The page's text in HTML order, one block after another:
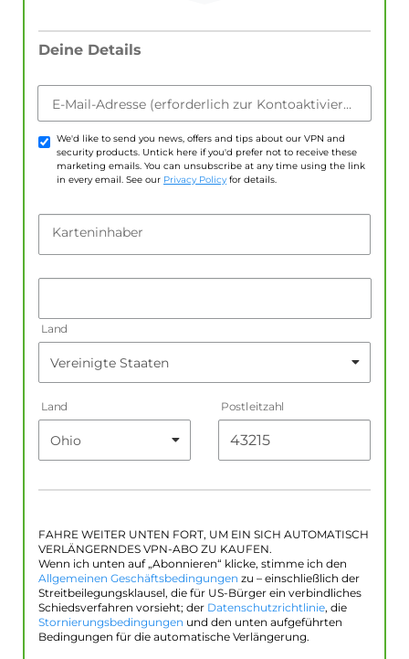
Deine Details
E-Mail-Adresse (erforderlich zur Kontoaktivierung)
We'd like to send you news, offers and tips about our VPN and
security products. Untick here if you'd prefer not to receive these
marketing emails. You can unsubscribe at any time using the link
in every email. See our Privacy Policy for details.
Karteninhaber
Land
Land Postleitzahl
FAHRE WEITER UNTEN FORT, UM EIN SICH AUTOMATISCH
VERLÄNGERNDES VPN-ABO ZU KAUFEN.
Wenn ich unten auf „Abonnieren“ klicke, stimme ich den
Allgemeinen Geschäftsbedingungen zu – einschließlich der
Streitbeilegungsklausel, die für US-Bürger ein verbindliches
Schiedsverfahren vorsieht; der Datenschutzrichtlinie, die
Stornierungsbedingungen und den unten aufgeführten
Bedingungen für die automatische Verlängerung.